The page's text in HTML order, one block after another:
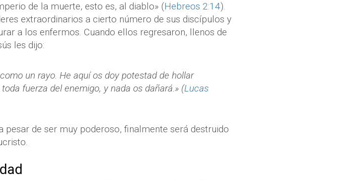
de la muerte, esto es, al diablo» (Hebreos 2:14).
extraordinarios a cierto número de sus discípulos y
a los enfermos. Cuando ellos regresaron, llenos de
les dijo:
un rayo. He aquí os doy potestad de hollar
fuerza del enemigo, y nada os dañará.» (Lucas
pesar de ser muy poderoso, finalmente será destruido